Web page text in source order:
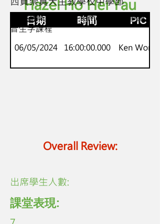
Hazel Ho Hei Yau
日期 時間 PIC
06/05/2024 16:00:00.000 Ken Wong
Overall Review:
S1-S3
新來港學童Onset-Rime 英語故事語
音生字課程
​出席學生人數:
課堂表現: